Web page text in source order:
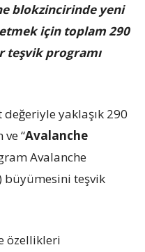
blokzincirinde yeni
için toplam 290
teşvik programı
değeriyle yaklaşık 290
“Avalanche
Avalanche
büyümesini teşvik
özellikleri